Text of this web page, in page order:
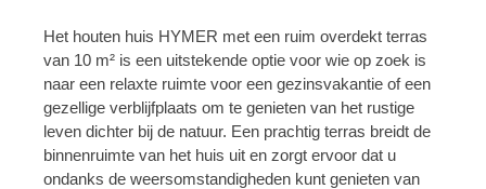
Het houten huis HYMER met een ruim overdekt terras
van 10 m² is een uitstekende optie voor wie op zoek is
naar een relaxte ruimte voor een gezinsvakantie of een
gezellige verblijfplaats om te genieten van het rustige
leven dichter bij de natuur. Een prachtig terras breidt de
binnenruimte van het huis uit en zorgt ervoor dat u
ondanks de weersomstandigheden kunt genieten van